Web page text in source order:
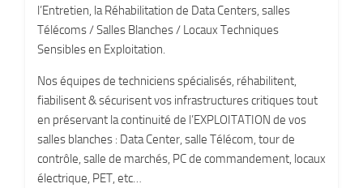
l’Entretien, la Réhabilitation de Data Centers, salles
Télécoms / Salles Blanches / Locaux Techniques
Sensibles en Exploitation.
Nos équipes de techniciens spécialisés, réhabilitent,
fiabilisent & sécurisent vos infrastructures critiques tout
en préservant la continuité de l’EXPLOITATION de vos
salles blanches : Data Center, salle Télécom, tour de
contrôle, salle de marchés, PC de commandement, locaux
électrique, PET, etc…